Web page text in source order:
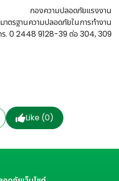
กองความปลอดภัยแรงงาน
าตรฐานความปลอดภัยในการทำงาน
ร. 0 2448 9128-39 ต่อ 304, 309
Like (0)